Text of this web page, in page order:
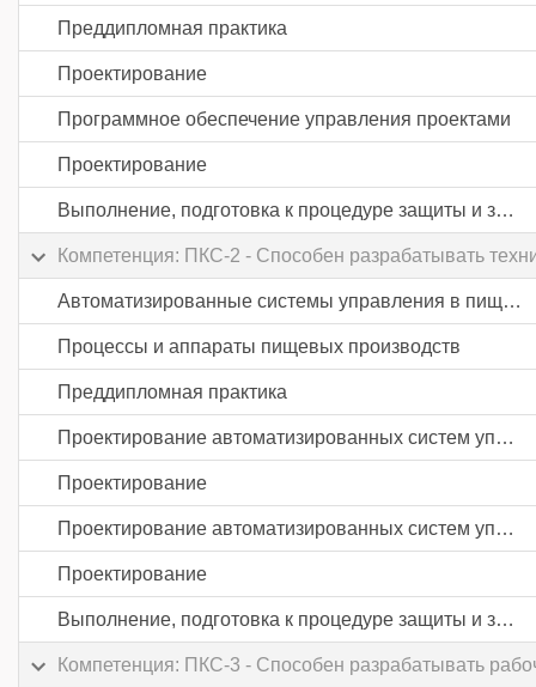
Преддипломная практика
Проектирование
Программное обеспечение управления проектами
Проектирование
Выполнение, подготовка к процедуре защиты и защита выпускной квалификационной работы
Компетенция: ПКС-2 - Способен разрабатывать
Автоматизированные системы управления в пищевой промышленности
Процессы и аппараты пищевых производств
Преддипломная практика
Проектирование автоматизированных систем управления пищевой промышленности
Проектирование
Проектирование автоматизированных систем управления пищевой промышленности
Проектирование
Выполнение, подготовка к процедуре защиты и защита выпускной квалификационной работы
Компетенция: ПКС-3 - Способен разрабатывать